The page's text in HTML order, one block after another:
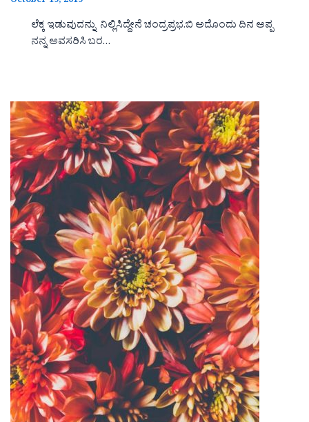
ಲೆಕ್ಕ ಇಡುವುದನ್ನು ನಿಲ್ಲಿಸಿದ್ದೇನೆ ಚಂದ್ರಪ್ರಭ.ಬಿ ಅದೊಂದು ದಿನ ಅಪ್ಪ
ನನ್ನ ಅವಸರಿಸಿ ಬರ…